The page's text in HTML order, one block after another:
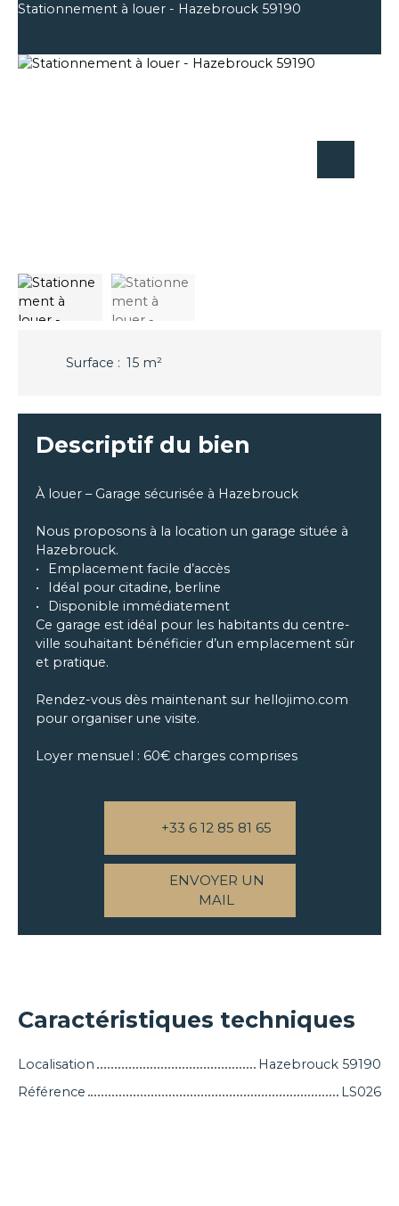
Stationnement à louer - Hazebrouck 59190
Surface : 15 m²
Descriptif du bien
À louer – Garage sécurisée à Hazebrouck
Nous proposons à la location un garage située à
Hazebrouck.
Emplacement facile d’accès
Idéal pour citadine, berline
Disponible immédiatement
Ce garage est idéal pour les habitants du centre-
ville souhaitant bénéficier d’un emplacement sûr
et pratique.
Rendez-vous dès maintenant sur hellojimo.com
pour organiser une visite.
Loyer mensuel : 60€ charges comprises
+33 6 12 85 81 65
ENVOYER UN
MAIL
Caractéristiques techniques
Localisation
Hazebrouck 59190
Référence
LS026